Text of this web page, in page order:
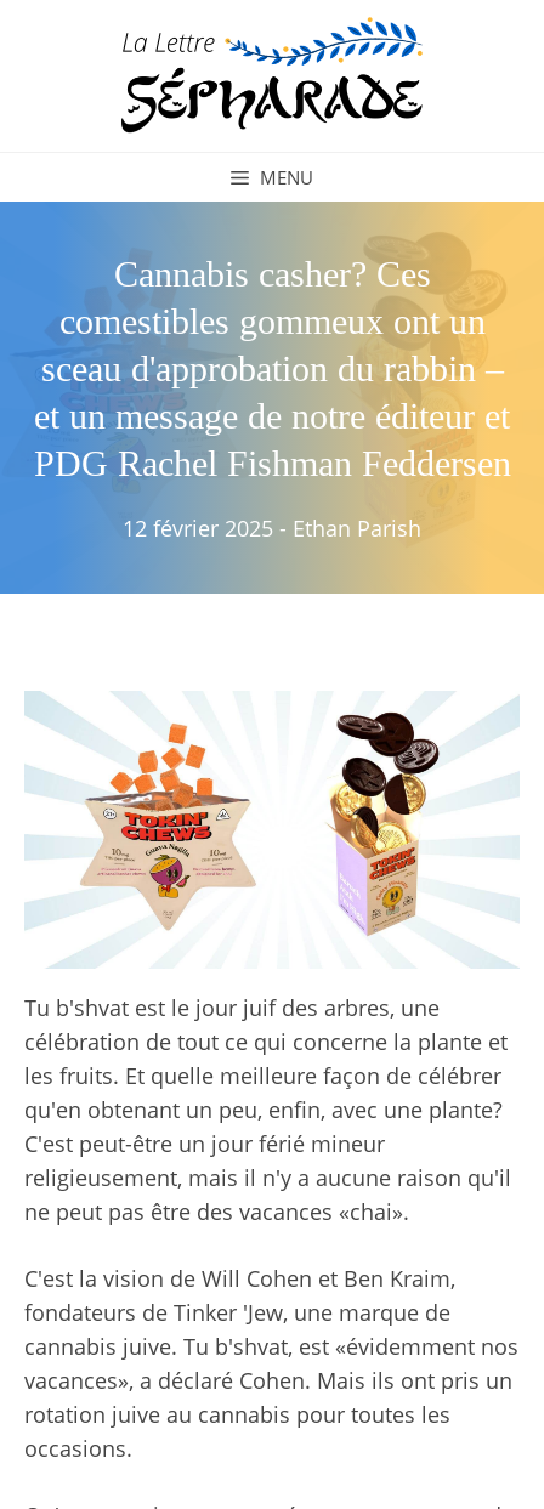
MENU
Cannabis casher? Ces
comestibles gommeux ont un
sceau d'approbation du rabbin –
et un message de notre éditeur et
PDG Rachel Fishman Feddersen
12 février 2025 - Ethan Parish
Tu b'shvat est le jour juif des arbres, une
célébration de tout ce qui concerne la plante et
les fruits. Et quelle meilleure façon de célébrer
qu'en obtenant un peu, enfin, avec une plante?
C'est peut-être un jour férié mineur
religieusement, mais il n'y a aucune raison qu'il
ne peut pas être des vacances «chai».
C'est la vision de Will Cohen et Ben Kraim,
fondateurs de Tinker 'Jew, une marque de
cannabis juive. Tu b'shvat, est «évidemment nos
vacances», a déclaré Cohen. Mais ils ont pris un
rotation juive au cannabis pour toutes les
occasions.